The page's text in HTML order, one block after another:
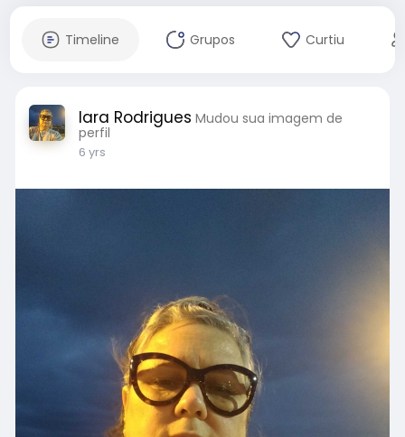
Timeline Grupos Curtiu
Iara Rodrigues Mudou sua imagem de
perfil
6 yrs